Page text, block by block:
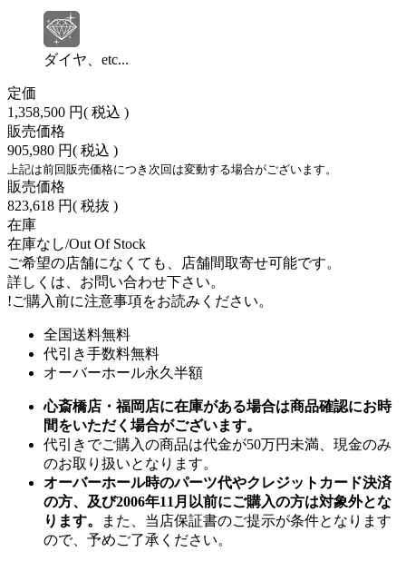
ダイヤ、etc...
定価
1,358,500 円( 税込 )
販売価格
905,980 円( 税込 )
上記は前回販売価格につき次回は変動する場合がございます。
販売価格
823,618 円( 税抜 )
在庫
在庫なし/Out Of Stock
ご希望の店舗になくても、店舗間取寄せ可能です。
詳しくは、お問い合わせ下さい。
!ご購入前に注意事項をお読みください。
全国送料無料
代引き手数料無料
オーバーホール永久半額
心斎橋店・福岡店に在庫がある場合は商品確認にお時
間をいただく場合がございます。
代引きでご購入の商品は代金が50万円未満、現金のみ
のお取り扱いとなります。
オーバーホール時のパーツ代やクレジットカード決済
の方、及び2006年11月以前にご購入の方は対象外とな
ります。
また、当店保証書のご提示が条件となります
ので、予めご了承ください。